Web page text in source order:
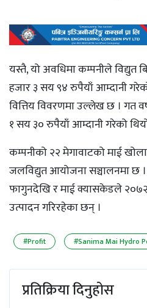
यस्तै, यो अवधिमा कम्पनीले विद्युत
हजार ३ सय ९४ रुपैयाँ आम्दानी
वित्तिय विवरणमा उल्लेख छ । गत
१ सय ३० रुपैयाँ आम्दानी गरेको
कम्पनीको २२ मेगावाटको माई
जलविद्युत आयोजना सञ्चालनमा छ
फागुनदेखि र माई क्यासकेडले २०७२
उत्पादन गरिरहेका छन् ।
#Profit #Sanima Mai Hydro
प्रतिक्रिया दिनुहोस